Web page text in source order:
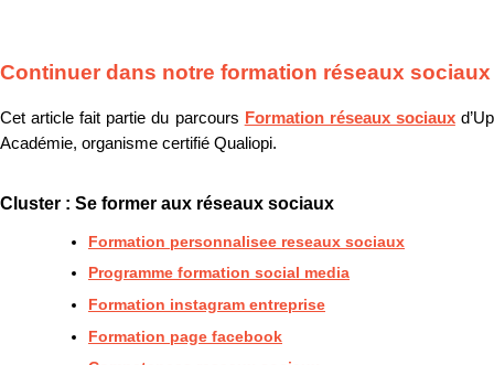
Continuer dans notre formation réseaux sociaux
Cet article fait partie du parcours Formation réseaux sociauxd’Up
Académie, organisme certifié Qualiopi.
Cluster : Se former aux réseaux sociaux
Formation personnalisee reseaux sociaux
Programme formation social media
Formation instagram entreprise
Formation page facebook